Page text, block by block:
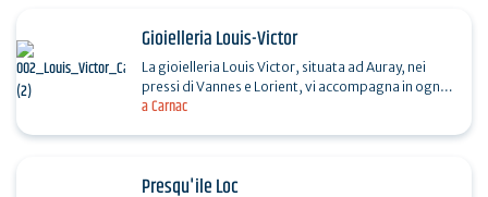
a Carnac
Gioielleria Louis-Victor
La gioielleria Louis Victor, situata ad Auray, nei
pressi di Vannes e Lorient, vi accompagna in ogni
fase, dalla creazione su misura alla riparazione o…
Presqu'ile Loc